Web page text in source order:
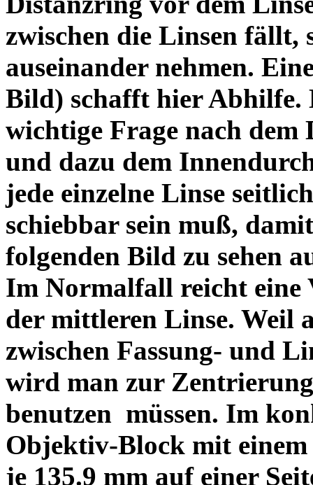
zwischen die Linsen fällt,
auseinander nehmen.
Bild) schafft hier Abhilfe.
wichtige Frage nach dem
und dazu dem
jede einzelne Linse
schiebbar sein muß,
folgenden Bild zu sehen
Im Normalfall reicht eine
der mittleren Linse. Weil
zwischen Fassung- und
wird man zur
benutzen müssen. Im
Objektiv-Block mit einem
je 135.9 mm auf einer